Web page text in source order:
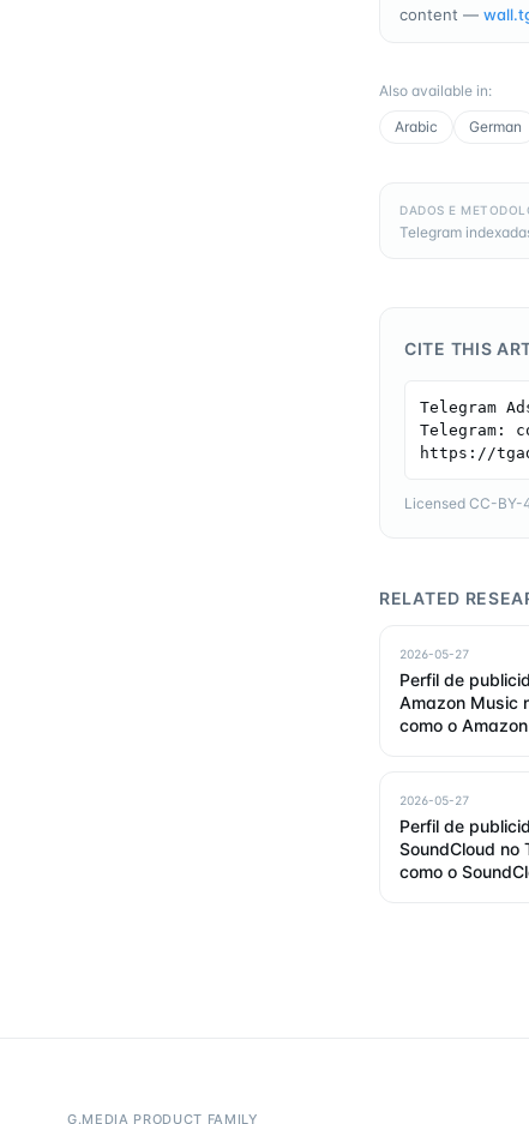
content —
Also available in:
Arabic
German
DADOS E
Telegram
CITE THIS
Telegram
Telegram:
https://
Licensed CC-
RELATED
2026-05-27
Perfil de
Amazon Music
como o
2026-05-27
Perfil de
SoundCloud no
como o
G.MEDIA PRODUCT FAMILY